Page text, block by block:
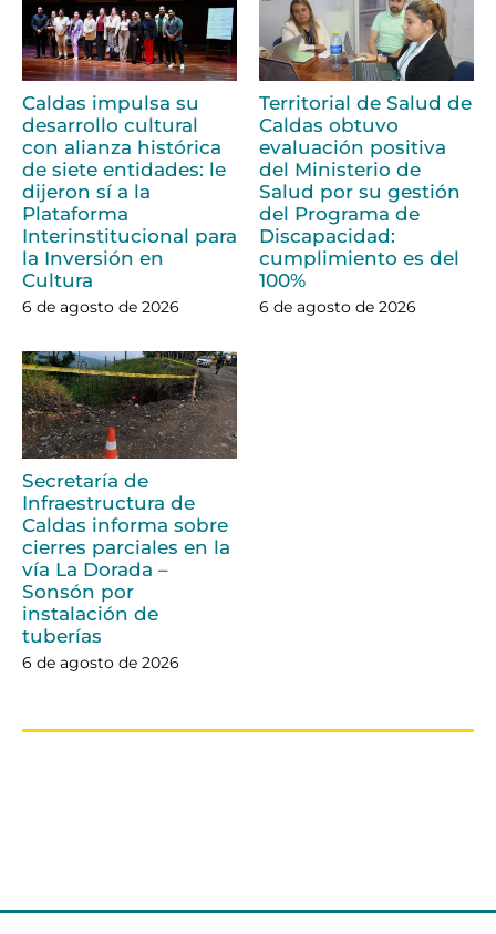
Caldas impulsa su
desarrollo cultural
con alianza histórica
de siete entidades: le
dijeron sí a la
Plataforma
Interinstitucional para
la Inversión en
Cultura
6 de agosto de 2026
Territorial de Salud de
Caldas obtuvo
evaluación positiva
del Ministerio de
Salud por su gestión
del Programa de
Discapacidad:
cumplimiento es del
100%
6 de agosto de 2026
Secretaría de
Infraestructura de
Caldas informa sobre
cierres parciales en la
vía La Dorada –
Sonsón por
instalación de
tuberías
6 de agosto de 2026